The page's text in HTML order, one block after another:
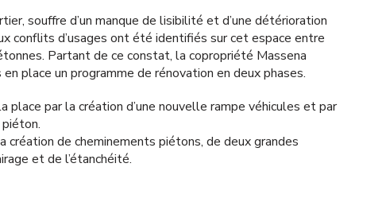
souffre d’un manque de lisibilité et d’une détérioration
conflits d’usages ont été identifiés sur cet espace entre
Partant de ce constat, la copropriété Massena
place un programme de rénovation en deux phases.
place par la création d’une nouvelle rampe véhicules et par
création de cheminements piétons, de deux grandes
et de l’étanchéité.